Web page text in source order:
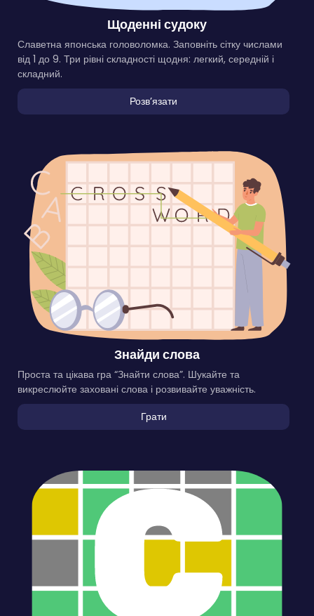
Щоденні судоку
Славетна японська головоломка. Заповніть сітку числами
від 1 до 9. Три рівні складності щодня: легкий, середній і
складний.
Розвʼязати
Знайди слова
Проста та цікава гра “Знайти слова”. Шукайте та
викреслюйте заховані слова і розвивайте уважність.
Грати